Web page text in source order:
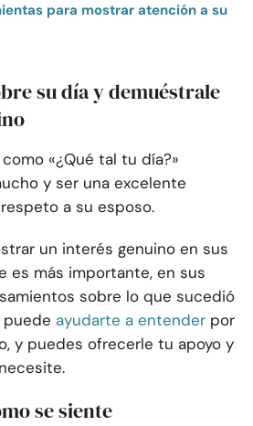
para mostrar atención a su
su día y demuéstrale
«¿Qué tal tu día?»
y ser una excelente
a su esposo.
un interés genuino en sus
es más importante, en sus
sobre lo que sucedió
puede ayudarte a entender por
y puedes ofrecerle tu apoyo y
se siente